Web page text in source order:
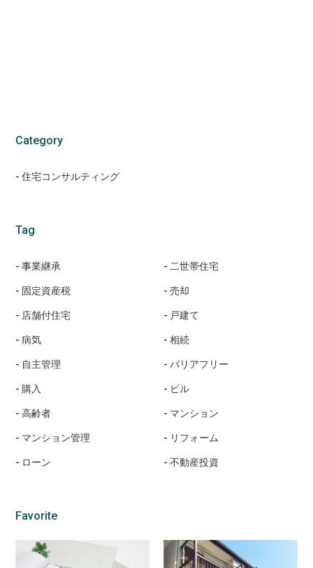
Category
住宅コンサルティング
Tag
事業継承 二世帯住宅
固定資産税 売却
店舗付住宅 戸建て
病気 相続
自主管理 バリアフリー
購入 ビル
高齢者 マンション
マンション管理 リフォーム
ローン 不動産投資
Favorite